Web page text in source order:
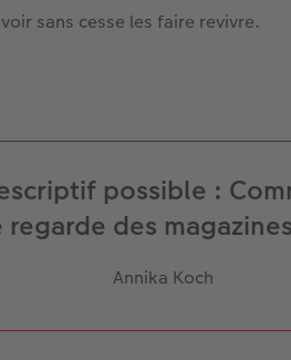
sans cesse les faire revivre.
possible :
des
Annika Koch